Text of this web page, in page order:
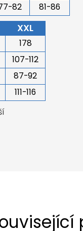
82 81-86
XXL
178
107-112
87-92
111-116